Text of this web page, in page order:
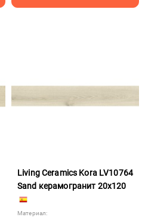
Living Ceramics Kora LV10764
Sand керамогранит 20x120
Материал: